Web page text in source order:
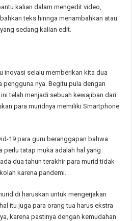
kalian dalam mengedit video,
teks hinnga menambahkan atau
sedang kalian edit.
inovasi selalu memberikan kita dua
pengguna nya. Begitu pula dengan
telah menjadi sebuah kewajiban dari
para muridnya memiliki Smartphone
19 para guru beranggapan bahwa
perlu tatap muka adalah hal yang
dua tahun terakhir para murid tidak
karena pandemi.
di haruskan untuk mengerjakan
itu juga para orang tua harus ekstra
karena pastinya dengan kemudahan